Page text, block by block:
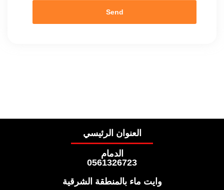
Send
العنوان الرئيسي
الدمام
0561326723
وايت ماء بالمنطقة الشرقية